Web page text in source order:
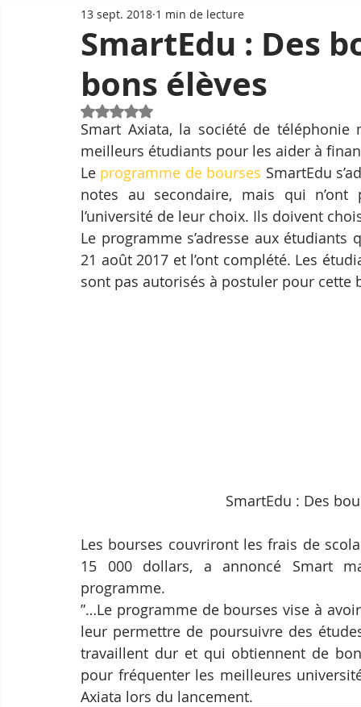
SmartEdu : Des
bons élèves
13 sept. 2018 1 min de lecture
Noté NaN étoiles sur 5.
Smart Axiata, la société de
meilleurs étudiants pour les aider à
Le programme de bourses SmartEdu
notes au secondaire, mais qui n’ont
l’université de leur choix. Ils doivent
Le programme s’adresse aux
21 août 2017 et l’ont complété. Les
sont pas autorisés à postuler pour cette
SmartEdu : Des
Les bourses couvriront les frais de
15 000 dollars, a annoncé Smart
programme.
”…Le programme de bourses vise à
leur permettre de poursuivre des
travaillent dur et qui obtiennent de
pour fréquenter les meilleures
Axiata lors du lancement.